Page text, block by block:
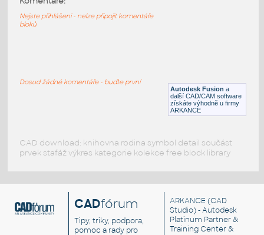
F3D
Potrubí
DEGREES S.R.
Autodesk Fusion a
další CAD/CAM software
získáte výhodně u firmy
ARKANCE
Nejste přihlášeni - nelze připojit komentáře
bloků
Dosud žádné komentáře - buďte první
CAD download: knihovna rodina symbol detail součást
prvek stafáž výkres kategorie kolekce free block library
CADfórum
Tipy, triky, podpora,
pomoc a rady pro
ARKANCE (CAD
Studio) - Autodesk
Platinum Partner &
Training Center &